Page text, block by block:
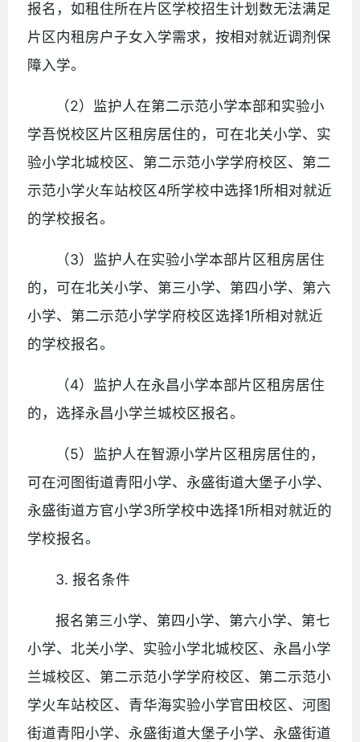
报名，如租住所在片区学校招生计划数无法满足
片区内租房户子女入学需求，按相对就近调剂保
障入学。
（2）监护人在第二示范小学本部和实验小
学吾悦校区片区租房居住的，可在北关小学、实
验小学北城校区、第二示范小学学府校区、第二
示范小学火车站校区4所学校中选择1所相对就近
的学校报名。
（3）监护人在实验小学本部片区租房居住
的，可在北关小学、第三小学、第四小学、第六
小学、第二示范小学学府校区选择1所相对就近
的学校报名。
（4）监护人在永昌小学本部片区租房居住
的，选择永昌小学兰城校区报名。
（5）监护人在智源小学片区租房居住的，
可在河图街道青阳小学、永盛街道大堡子小学、
永盛街道方官小学3所学校中选择1所相对就近的
学校报名。
3. 报名条件
报名第三小学、第四小学、第六小学、第七
小学、北关小学、实验小学北城校区、永昌小学
兰城校区、第二示范小学学府校区、第二示范小
学火车站校区、青华海实验小学官田校区、河图
街道青阳小学、永盛街道大堡子小学、永盛街道